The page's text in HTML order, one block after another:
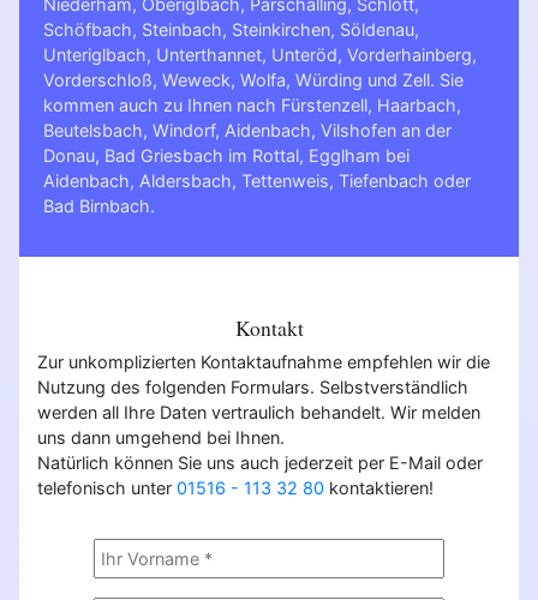
Niederham, Oberiglbach, Parschalling, Schlott,
Schöfbach, Steinbach, Steinkirchen, Söldenau,
Unteriglbach, Unterthannet, Unteröd, Vorderhainberg,
Vorderschloß, Weweck, Wolfa, Würding und Zell. Sie
kommen auch zu Ihnen nach Fürstenzell, Haarbach,
Beutelsbach, Windorf, Aidenbach, Vilshofen an der
Donau, Bad Griesbach im Rottal, Egglham bei
Aidenbach, Aldersbach, Tettenweis, Tiefenbach oder
Bad Birnbach.
Kontakt
Zur unkomplizierten Kontaktaufnahme empfehlen wir die
Nutzung des folgenden Formulars. Selbstverständlich
werden all Ihre Daten vertraulich behandelt. Wir melden
uns dann umgehend bei Ihnen.
Natürlich können Sie uns auch jederzeit per E-Mail oder
telefonisch unter 01516 - 113 32 80 kontaktieren!